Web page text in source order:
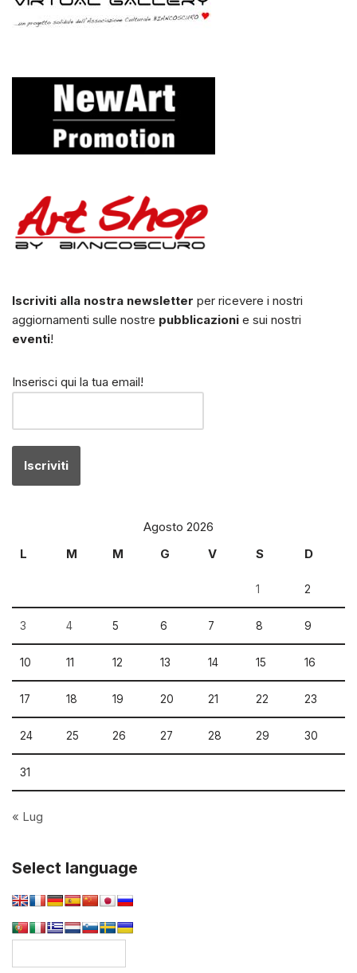
Iscriviti alla nostra newsletter per ricevere i nostri
aggiornamenti sulle nostre pubblicazioni e sui nostri
eventi!
Inserisci qui la tua email!
Agosto 2026
L
M M G V S D
1 2
3 4 5 6 7 8 9
10 11 12 13 14 15 16
17 18 19 20 21 22 23
24 25 26 27 28 29 30
31
« Lug
Select language